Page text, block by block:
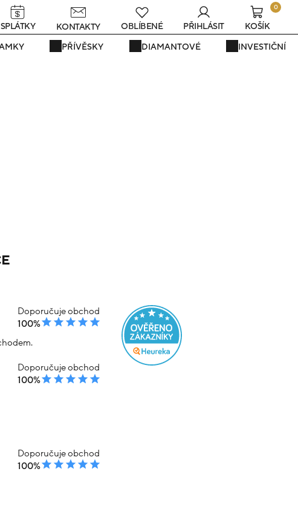
: 40s
PŘÍVĚSKY DIAMANTOVÉ INVESTIČNÍ
SPLÁTKY KONTAKTY OBLÍBENÉ PŘIHLÁSIT
0
KOŠÍK
Doporučuje obchod
100%
Doporučuje obchod
100%
Doporučuje obchod
100%